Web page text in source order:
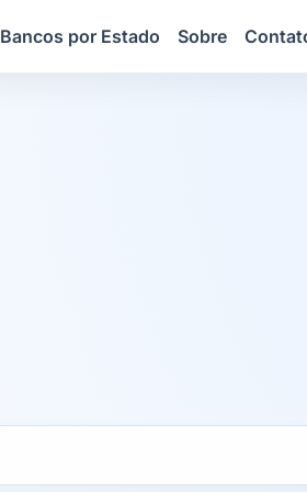
Bancos por Estado Sobre